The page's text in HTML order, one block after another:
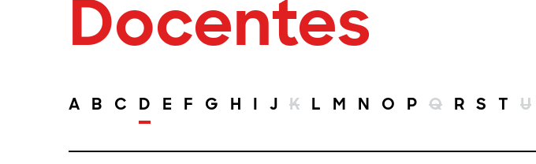
Docentes
A B C D E F G H I J K L M N O P Q R S T U